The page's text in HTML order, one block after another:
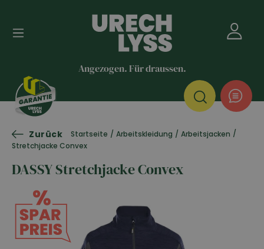
Angezogen. Für draussen.
Zurück Startseite / Arbeitskleidung / Arbeitsjacken /
Stretchjacke Convex
DASSY Stretchjacke Convex